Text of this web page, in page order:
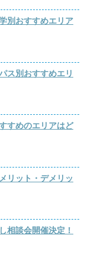
別おすすめエリア
ス別おすすめエリ
すめのエリアはど
リット・デメリッ
相談会開催決定！